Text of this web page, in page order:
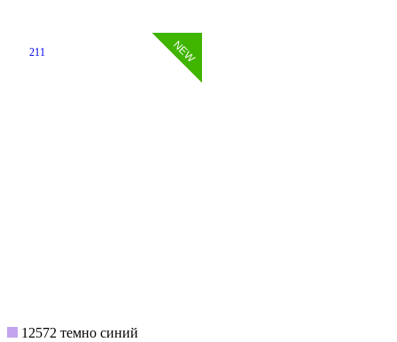
211
12572 темно синий